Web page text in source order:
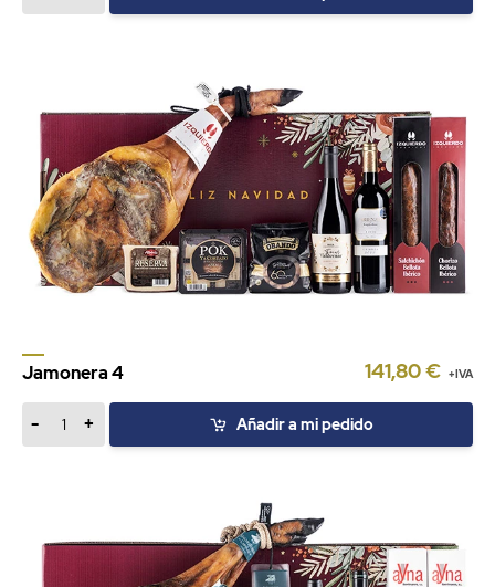
Jamonera 4 141,80 € +IVA
- + Añadir a mi pedido